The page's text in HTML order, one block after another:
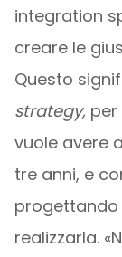
integration
creare le
Questo
strategy,per
vuole avere
tre anni, e
progettando
realizzarla.